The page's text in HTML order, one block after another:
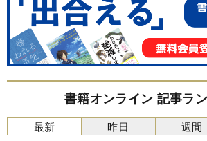
書籍オンライン 記事ラ
最新 昨日 週間